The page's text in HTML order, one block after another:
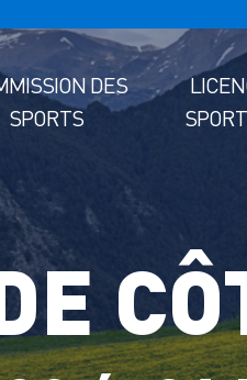
DES
SPORTS